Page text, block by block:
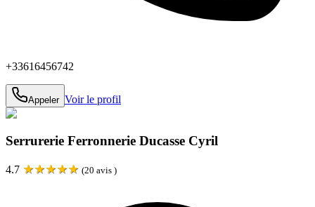
+33616456742
Appeler Voir le profil
Serrurerie Ferronnerie Ducasse Cyril
4.7 ★★★★★ (20 avis )